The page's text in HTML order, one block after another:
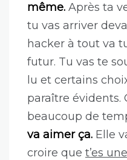
même. Après ta
tu vas arriver
hacker à tout va
futur. Tu vas te
lu et certains
paraître évidents.
beaucoup de
va aimer ça. Elle
croire que t’es